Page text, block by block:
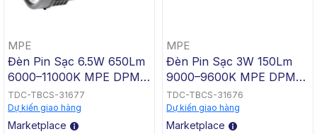
MPE
Đèn Pin Sạc 6.5W 650Lm
6000–11000K MPE DPM3,
119x229x149mm, 12
Cái/Thùng
TDC-TBCS-31677
Dự kiến giao hàng
Marketplace
MPE
Đèn Pin Sạc 3W 150Lm
9000–9600K MPE DPM2,
86x166x120mm, 30
Cái/Thùng
TDC-TBCS-31676
Dự kiến giao hàng
Marketplace